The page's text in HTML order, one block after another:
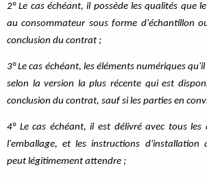
2° Le cas échéant, il possède les qualités que
au consommateur sous forme d'échantillon
conclusion du contrat ;
3° Le cas échéant, les éléments numériques
selon la version la plus récente qui est
conclusion du contrat, sauf si les parties en
4° Le cas échéant, il est délivré avec tous les
l'emballage, et les instructions d'installation
peut légitimement attendre ;